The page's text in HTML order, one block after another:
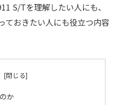
S/Tを理解したい人にも、
ておきたい人にも役立つ内容
か